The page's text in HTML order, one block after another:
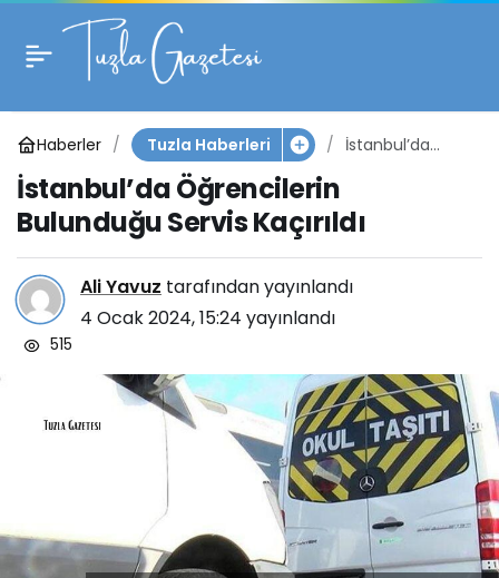
Haberler Tuzla Haberleri
İstanbul’da
Servis Kaçırıldı
İstanbul’da Öğrencilerin
Bulunduğu Servis Kaçırıldı
Ali Yavuz tarafından yayınlandı
4 Ocak 2024, 15:24 yayınlandı
515
İstanbul’da
Öğrencilerin Bulunduğu
Servis Kaçırıldı